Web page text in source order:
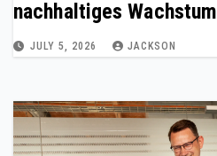
nachhaltiges Wachstum
JULY 5, 2026 JACKSON